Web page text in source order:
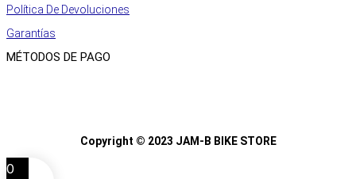
Política De Devoluciones
Garantías
MÉTODOS DE PAGO
Copyright © 2023 JAM-B BIKE STORE
0